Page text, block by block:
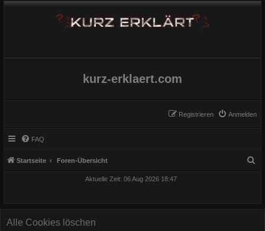
kurz-erklaert.com
Anmelden
Registrieren
FAQ
Startseite Foren-Übersicht
Aktuelle Zeit: 06 Aug 2026 18:47
Alle Cookies löschen